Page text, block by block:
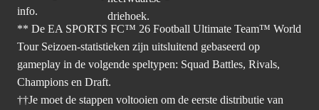
info.
** De EA SPORTS FC™ 26 Football Ultimate Team™ World
Tour Seizoen-statistieken zijn uitsluitend gebaseerd op
gameplay in de volgende speltypen: Squad Battles, Rivals,
Champions en Draft.
††Je moet de stappen voltooien om de eerste distributie van